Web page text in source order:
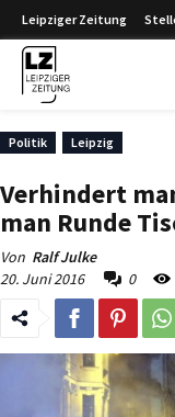
Leipziger Zeitung
Politik Leipzig
Verhindert
man Runde
Von Ralf Julke
20. Juni 2016
0